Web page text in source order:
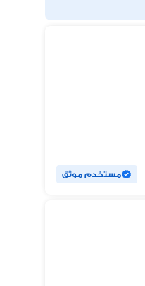
مستخدم موثق